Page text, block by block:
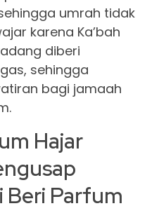
umrah tidak
karena Ka’bah
diberi
sehingga
bagi jamaah
Hajar
Beri Parfum